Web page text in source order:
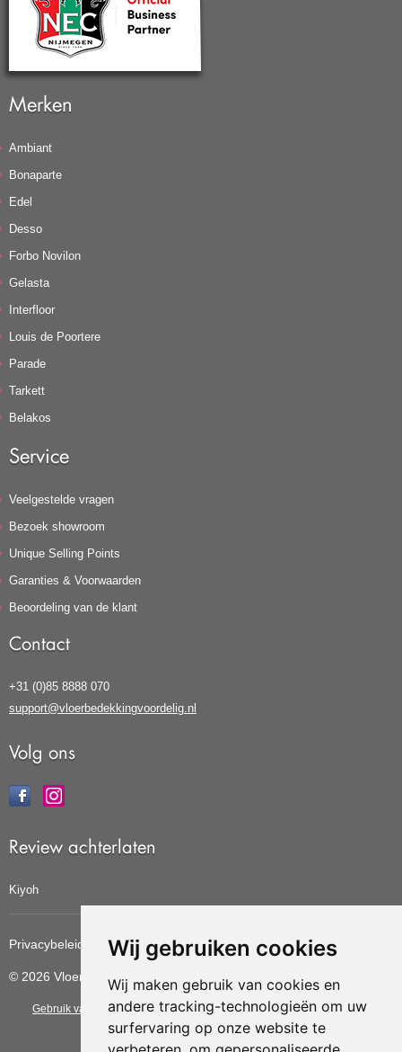
Wij gebruiken cookies
Wij maken gebruik van cookies en
andere tracking-technologieën om uw
surfervaring op onze website te
Merken
Ambiant
Bonaparte
Edel
Desso
Forbo Novilon
Gelasta
Interfloor
Louis de Poortere
Parade
Tarkett
Belakos
Service
Veelgestelde vragen
Bezoek showroom
Unique Selling Points
Garanties & Voorwaarden
Beoordeling van de klant
Contact
+31 (0)85 8888 070
support@vloerbedekkingvoordelig.nl
Volg ons
Review achterlaten
Kiyoh
Privacybeleid Cookiebeleid Update cookies voorkeuren
© 2026 Vloerbedekkingvoordelig
Gebruik van deze site betekent dat u dealgemene voorwaarden van CBW
erkende woonwinkels accepteert.